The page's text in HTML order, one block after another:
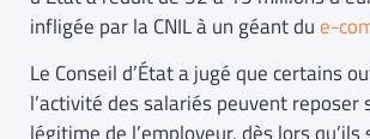
infligée par la CNIL à un géant due-
Le Conseil d’État a jugé que certains
l’activité des salariés peuvent reposer